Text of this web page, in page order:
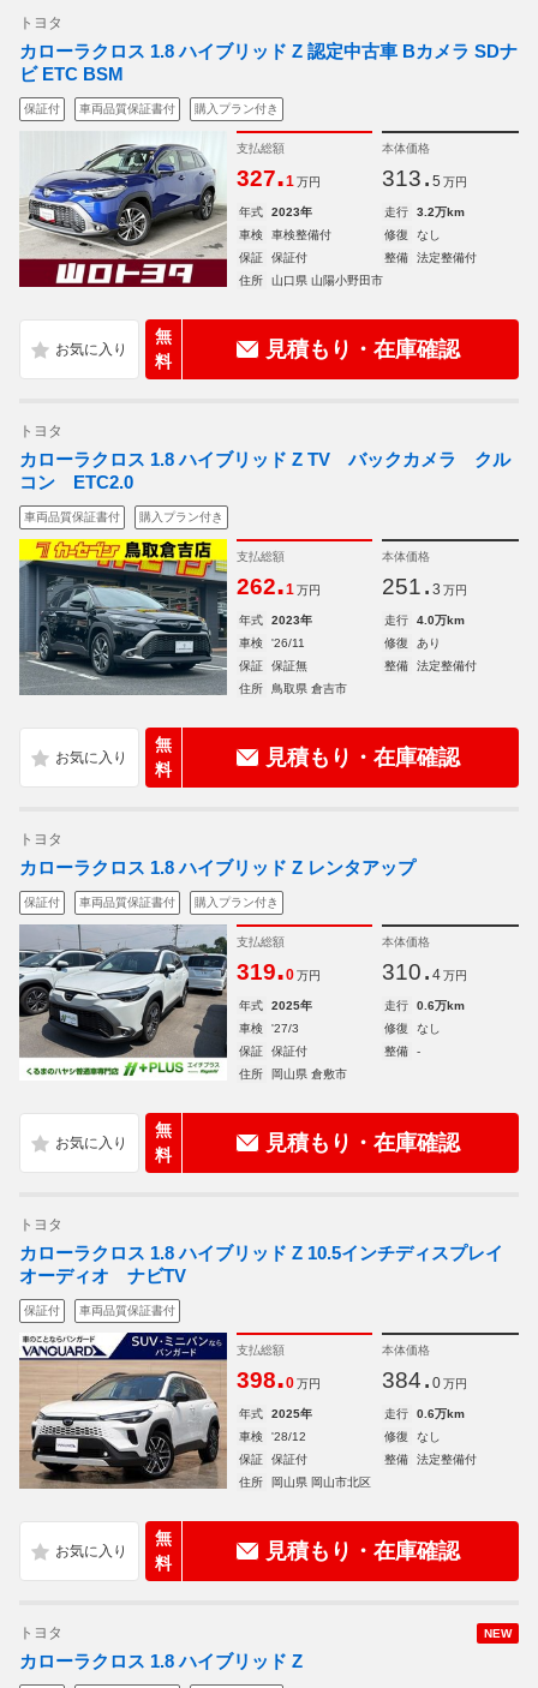
トヨタ
カローラクロス 1.8 ハイブリッド Z 認定中古車 Bカメラ SDナ
ビ ETC BSM
保証付 車両品質保証書付 購入プラン付き
支払総額
327.1 万円
本体価格
313. 5 万円
年式 2023年 走行
3.2万km
車検
車検整備付 修復
なし
保証
保証付 整備
法定整備付
住所
山口県 山陽小野田市
無
料
見積もり・在庫確認
トヨタ
カローラクロス 1.8 ハイブリッド Z TV バックカメラ クル
コン ETC2.0
車両品質保証書付 購入プラン付き
支払総額
262.1 万円
本体価格
251. 3 万円
年式 2023年 走行
4.0万km
車検
'26/11 修復
あり
保証
保証無 整備
法定整備付
住所
鳥取県 倉吉市
無
料
見積もり・在庫確認
トヨタ
カローラクロス 1.8 ハイブリッド Z レンタアップ
保証付 車両品質保証書付 購入プラン付き
支払総額
319.0 万円
本体価格
310. 4 万円
年式 2025年 走行
0.6万km
車検
'27/3 修復
なし
保証
保証付 整備
-
住所
岡山県 倉敷市
無
料
見積もり・在庫確認
トヨタ
カローラクロス 1.8 ハイブリッド Z 10.5インチディスプレイ
オーディオ ナビTV
保証付 車両品質保証書付
支払総額
398.0 万円
本体価格
384. 0 万円
年式 2025年 走行
0.6万km
車検
'28/12 修復
なし
保証
保証付 整備
法定整備付
住所
岡山県 岡山市北区
無
料
見積もり・在庫確認
NEW
トヨタ
カローラクロス 1.8 ハイブリッド Z